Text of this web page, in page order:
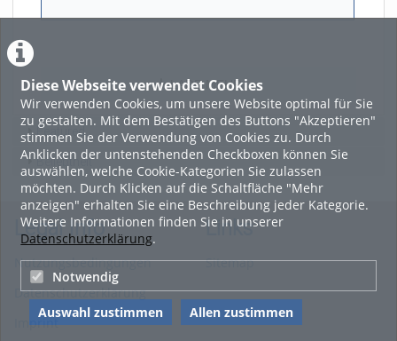
Diese Webseite verwendet Cookies
Wir verwenden Cookies, um unsere Website optimal für Sie
zu gestalten. Mit dem Bestätigen des Buttons "Akzeptieren"
stimmen Sie der Verwendung von Cookies zu. Durch
Anklicken der untenstehenden Checkboxen können Sie
auswählen, welche Cookie-Kategorien Sie zulassen
möchten. Durch Klicken auf die Schaltfläche "Mehr
anzeigen" erhalten Sie eine Beschreibung jeder Kategorie.
Weitere Informationen finden Sie in unserer
Datenschutzerklärung.
Notwendig
Auswahl zustimmen Allen zustimmen
LADE MEHR
Featured
Beliebtheit
Legal Info
Nutzungsbedingungen
Datenschutzerklärung
Imprint
Links
Sitemap